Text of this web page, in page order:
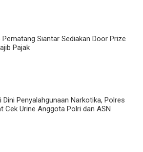
Pematang Siantar Sediakan Door Prize
Pajak
Dini Penyalahgunaan Narkotika, Polres
Cek Urine Anggota Polri dan ASN